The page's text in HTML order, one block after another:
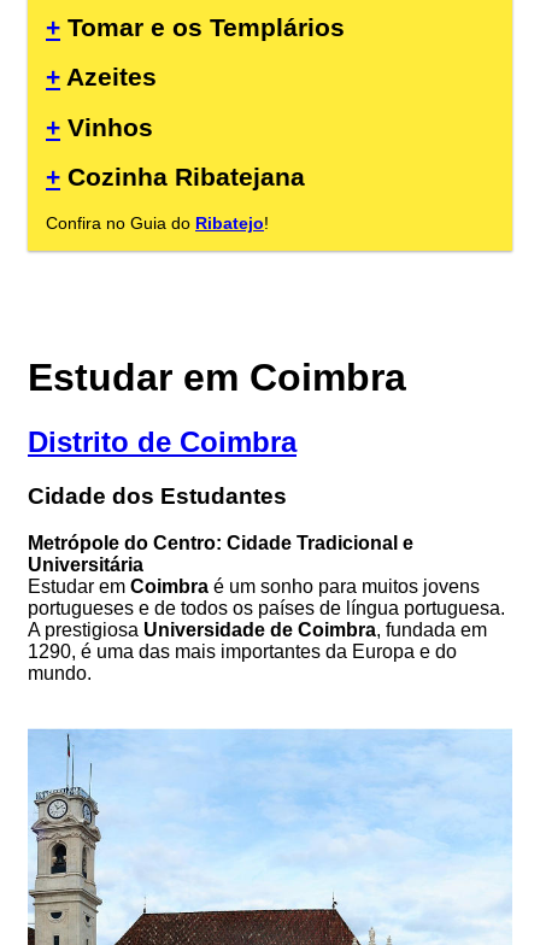
+ Tomar e os Templários
+ Azeites
+ Vinhos
+ Cozinha Ribatejana
Confira no Guia do Ribatejo!
Estudar em Coimbra
Distrito de Coimbra
Cidade dos Estudantes
Metrópole do Centro: Cidade Tradicional e
Universitária
Estudar em Coimbra é um sonho para muitos jovens
portugueses e de todos os países de língua portuguesa.
A prestigiosa Universidade de Coimbra, fundada em
1290, é uma das mais importantes da Europa e do
mundo.